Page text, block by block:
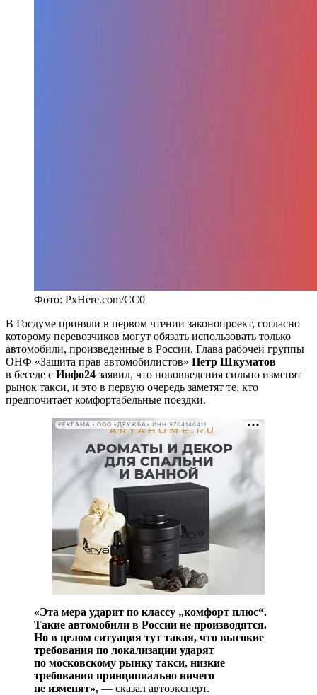
Фото: PxHere.com/CC0
В Госдуме приняли в первом чтении законопроект, согласно
которому перевозчиков могут обязать использовать только
автомобили, произведенные в России. Глава рабочей группы
ОНФ «Защита прав автомобилистов» Петр Шкуматов
в беседе с Инфо24 заявил, что нововведения сильно изменят
рынок такси, и это в первую очередь заметят те, кто
предпочитает комфортабельные поездки.
РЕКЛАМА • ООО «ДРУЖБА» ИНН 9704146411
«Эта мера ударит по классу „комфорт плюс“.
Такие автомобили в России не производятся.
Но в целом ситуация тут такая, что высокие
требования по локализации ударят
по московскому рынку такси, низкие
требования принципиально ничего
не изменят», — сказал автоэксперт.